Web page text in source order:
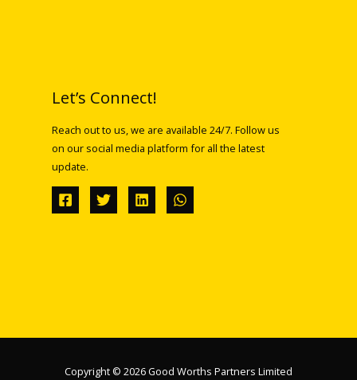
Let’s Connect!
Reach out to us, we are available 24/7. Follow us
on our social media platform for all the latest
update.
Copyright © 2026 Good Worths Partners Limited